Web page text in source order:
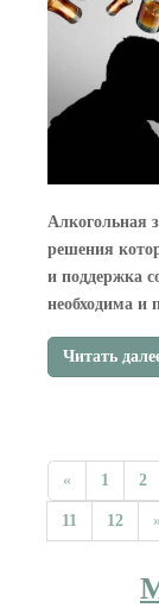
Алкогольная
решения
и поддержка
необходима и
Читать
« 1 2
11 12 »